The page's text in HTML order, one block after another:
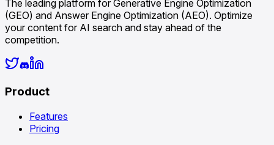
The leading platform for Generative Engine Optimization
(GEO) and Answer Engine Optimization (AEO). Optimize
your content for AI search and stay ahead of the
competition.
Product
Features
Pricing